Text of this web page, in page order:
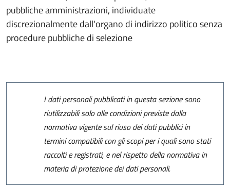
pubbliche amministrazioni, individuate
discrezionalmente dall'organo di indirizzo politico senza
procedure pubbliche di selezione
I dati personali pubblicati in questa sezione sono
riutilizzabili solo alle condizioni previste dalla
normativa vigente sul riuso dei dati pubblici in
termini compatibili con gli scopi per i quali sono stati
raccolti e registrati, e nel rispetto della normativa in
materia di protezione dei dati personali.